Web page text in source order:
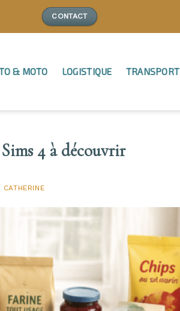
CONTACT
& MOTO LOGISTIQUE TRANSPORT
4 à découvrir
CATHERINE